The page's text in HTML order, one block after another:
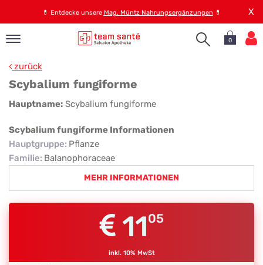
💊 Entdecke unsere Mag. Müntz Nahrungsergänzungen 💊 X
0
zurück
Scybalium fungiforme
Scybalium
fungiforme
Hauptname: Scybalium fungiforme
Scybalium fungiforme Informationen
Hauptgruppe: Pflanze
Familie: Balanophoraceae
MEHR INFORMATIONEN
1105
inkl. 10% MwSt